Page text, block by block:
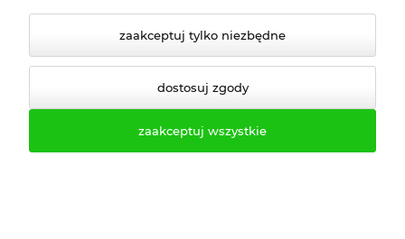
Dostawa - realizacja
Gwarancja i zwroty
zaakceptuj tylko niezbędne
dostosuj zgody
zaakceptuj wszystkie